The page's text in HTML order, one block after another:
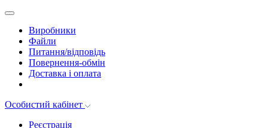
Виробники
Файли
Питання/відповідь
Повернення-обмін
Доставка і оплата
Особистий кабінет
Реєстрація